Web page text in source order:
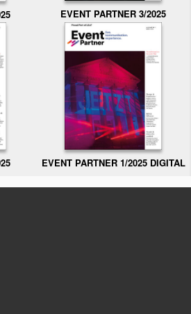
EVENT PARTNER 3/2025
EVENT PARTNER 1/2025 DIGITAL